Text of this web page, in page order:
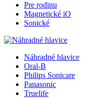
Pre rodinu
Magnetické iO
Sonické
Náhradné hlavice
Oral-B
Philips Sonicare
Panasonic
Truelife